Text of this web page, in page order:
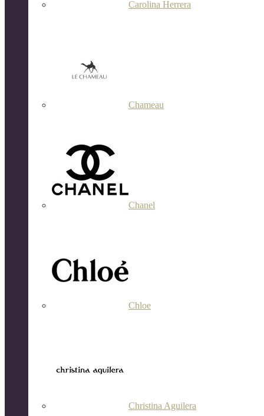
Carolina Herrera
Chameau
Chanel
Chloe
Christina Aguilera